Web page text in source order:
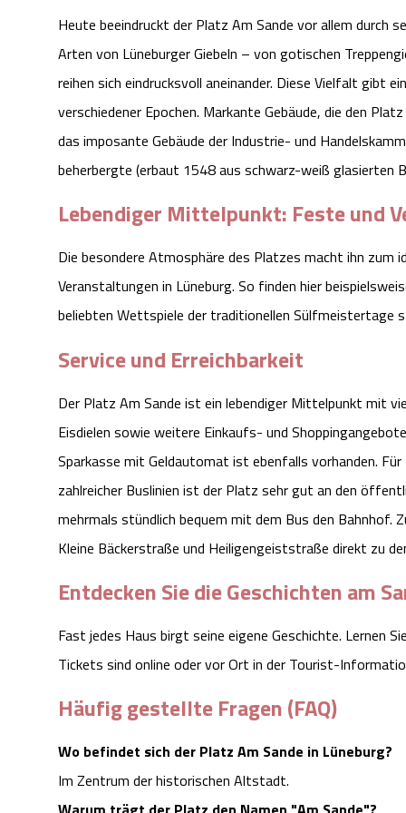
Heute beeindruckt der Platz Am Sande vor allem durch
Arten von Lüneburger Giebeln – von gotischen
reihen sich eindrucksvoll aneinander. Diese Vielfalt gibt
verschiedener Epochen. Markante Gebäude, die den
das imposante Gebäude der Industrie- und
beherbergte (erbaut 1548 aus schwarz-weiß glasierten
Lebendiger Mittelpunkt: Feste und
Die besondere Atmosphäre des Platzes macht ihn
Veranstaltungen in Lüneburg. So finden hier
beliebten Wettspiele der traditionellen Sülfmeistertage
Service und Erreichbarkeit
Der Platz Am Sande ist ein lebendiger Mittelpunkt mit
Eisdielen sowie weitere Einkaufs- und
Sparkasse mit Geldautomat ist ebenfalls vorhanden.
zahlreicher Buslinien ist der Platz sehr gut an den
mehrmals stündlich bequem mit dem Bus den Bahnhof.
Kleine Bäckerstraße und Heiligengeiststraße direkt zu
Entdecken Sie die Geschichten am
Fast jedes Haus birgt seine eigene Geschichte. Lernen
Tickets sind online oder vor Ort in der Tourist-
Häufig gestellte Fragen (FAQ)
Wo befindet sich der Platz Am Sande in Lüneburg?
Im Zentrum der historischen Altstadt.